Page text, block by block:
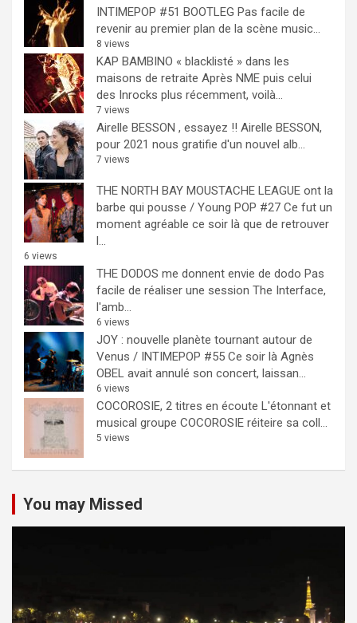
INTIMEPOP #51 BOOTLEG Pas facile de
revenir au premier plan de la scène music...
8 views
KAP BAMBINO « blacklisté » dans les
maisons de retraite Après NME puis celui
des Inrocks plus récemment, voilà...
7 views
Airelle BESSON , essayez !! Airelle BESSON,
pour 2021 nous gratifie d'un nouvel alb...
7 views
THE NORTH BAY MOUSTACHE LEAGUE ont la
barbe qui pousse / Young POP #27 Ce fut un
moment agréable ce soir là que de retrouver
l...
6 views
THE DODOS me donnent envie de dodo Pas
facile de réaliser une session The Interface,
l'amb...
6 views
JOY : nouvelle planète tournant autour de
Venus / INTIMEPOP #55 Ce soir là Agnès
OBEL avait annulé son concert, laissan...
6 views
COCOROSIE, 2 titres en écoute L'étonnant et
musical groupe COCOROSIE réiteire sa coll...
5 views
You may Missed